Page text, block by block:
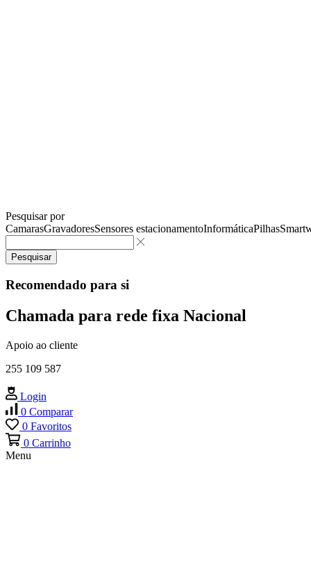
Pesquisar por
CamarasGravadoresSensores estacionamentoInformáticaPilhas
Pesquisar
Recomendado para si
Chamada para rede fixa Nacional
Apoio ao cliente
255 109 587
Login
0 Comparar
0 Favoritos
0 Carrinho
Menu